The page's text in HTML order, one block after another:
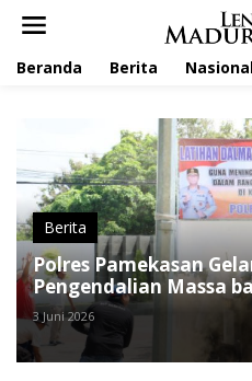
Beranda Berita
Berita
Polres Pamekasan
Pengendalian Massa
3 Juni 2026